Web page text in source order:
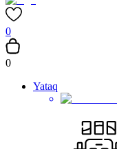
0
0
Yataq